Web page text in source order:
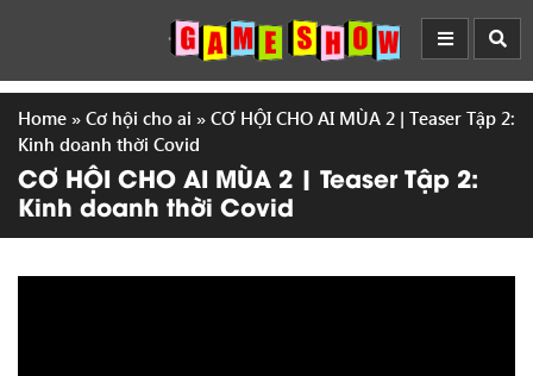
Home » Cơ hội cho ai » CƠ HỘI CHO AI MÙA 2 | Teaser Tập 2:
Kinh doanh thời Covid
CƠ HỘI CHO AI MÙA 2 | Teaser Tập 2:
Kinh doanh thời Covid